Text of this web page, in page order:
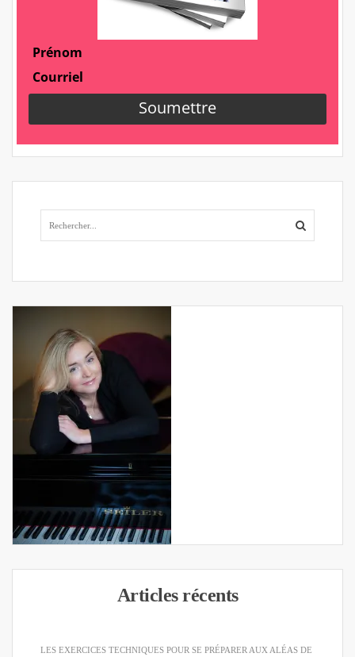
Articles récents
LES EXERCICES TECHNIQUES POUR SE PRÉPARER AUX ALÉAS DE